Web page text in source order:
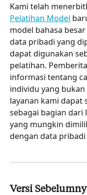
Kami telah
Pelatihan Model
model bahasa
data pribadi yang
dapat digunakan
pelatihan.
informasi tentang
individu yang
layanan kami dapat
sebagai bagian dari
yang mungkin
dengan data
Versi